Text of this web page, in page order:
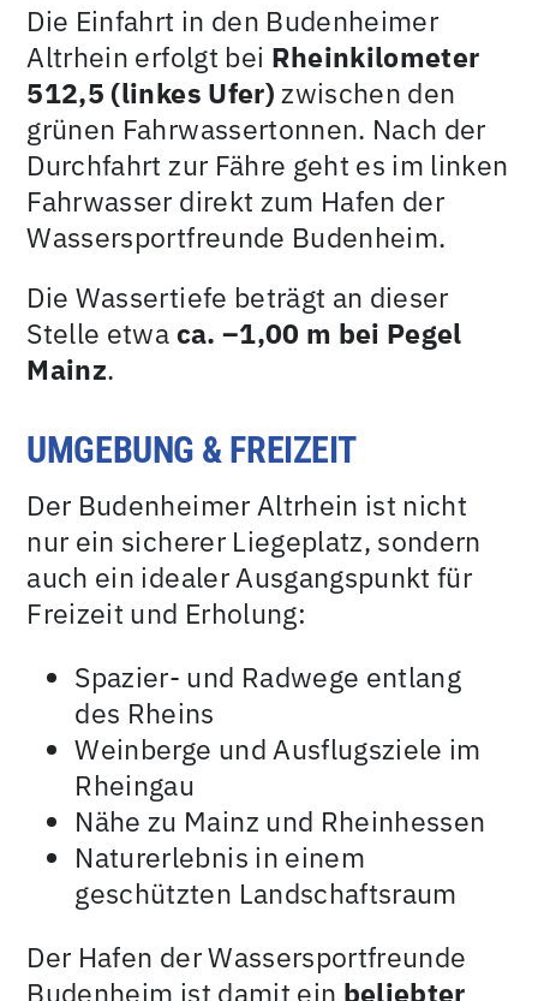
Die Einfahrt in den Budenheimer
Altrhein erfolgt bei Rheinkilometer
512,5 (linkes Ufer) zwischen den
grünen Fahrwassertonnen. Nach der
Durchfahrt zur Fähre geht es im linken
Fahrwasser direkt zum Hafen der
Wassersportfreunde Budenheim.
Die Wassertiefe beträgt an dieser
Stelle etwa ca. –1,00 m bei Pegel
Mainz.
UMGEBUNG & FREIZEIT
Der Budenheimer Altrhein ist nicht
nur ein sicherer Liegeplatz, sondern
auch ein idealer Ausgangspunkt für
Freizeit und Erholung:
Spazier- und Radwege entlang
des Rheins
Weinberge und Ausflugsziele im
Rheingau
Nähe zu Mainz und Rheinhessen
Naturerlebnis in einem
geschützten Landschaftsraum
Der Hafen der Wassersportfreunde
Budenheim ist damit ein beliebter